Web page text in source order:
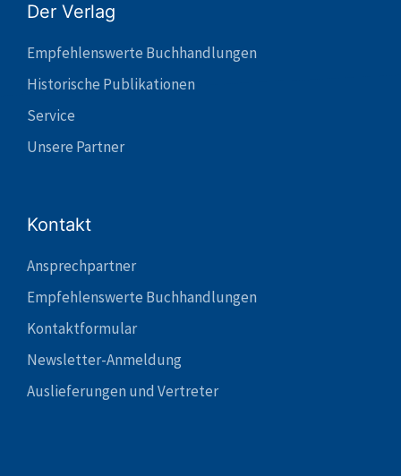
Der Verlag
Empfehlenswerte Buchhandlungen
Historische Publikationen
Service
Unsere Partner
Kontakt
Ansprechpartner
Empfehlenswerte Buchhandlungen
Kontaktformular
Newsletter-Anmeldung
Auslieferungen und Vertreter